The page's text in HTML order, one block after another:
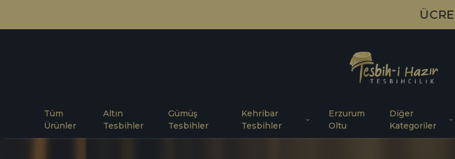
ÜCRETSİZ KARGO!
Tüm
Ürünler
Altın
Tesbihler
Gümüş
Tesbihler
Kehribar
Tesbihler
Erzurum
Oltu
Diğer
Kategoriler